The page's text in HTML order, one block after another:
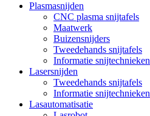
Plasmasnijden
CNC plasma snijtafels
Maatwerk
Buizensnijders
Tweedehands snijtafels
Informatie snijtechnieken
Lasersnijden
Tweedehands snijtafels
Informatie snijtechnieken
Lasautomatisatie